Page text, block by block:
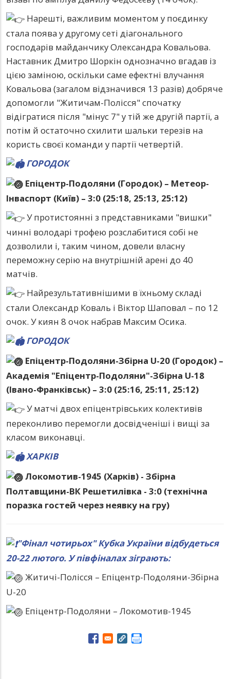
Нарешті, важливим моментом у поєдинку
стала поява у другому сеті діагонального
господарів майданчику Олександра Ковальова.
Наставник Дмитро Шоркін однозначно вгадав із
цією заміною, оскільки саме ефектні влучання
Ковальова (загалом відзначився 13 разів) добряче
допомогли "Житичам-Полісся" спочатку
відігратися після "мінус 7" у тій же другій партії, а
потім й остаточно схилити шальки терезів на
користь своєї команди у партії четвертій.
ГОРОДОК
Епіцентр-Подоляни (Городок) – Метеор-
Інваспорт (Київ) – 3:0 (25:18, 25:13, 25:12)
У протистоянні з представниками "вишки"
чинні володарі трофею розслабитися собі не
дозволили і, таким чином, довели власну
переможну серію на внутрішній арені до 40
матчів.
Найрезультативнішими в їхньому складі
стали Олександр Коваль і Віктор Шаповал – по 12
очок. У киян 8 очок набрав Максим Осика.
ГОРОДОК
Епіцентр-Подоляни-Збірна U-20 (Городок) –
Академія "Епіцентр-Подоляни"-Збірна U-18
(Івано-Франківськ) – 3:0 (25:16, 25:11, 25:12)
У матчі двох епіцентрівських колективів
переконливо перемогли досвідченіші і вищі за
класом виконавці.
ХАРКІВ
Локомотив-1945 (Харків) - Збірна
Полтавщини-ВК Решетилівка - 3:0 (технічна
поразка гостей через неявку на гру)
"Фінал чотирьох" Кубка України відбудеться
20-22 лютого. У півфіналах зіграють:
Житичі-Полісся – Епіцентр-Подоляни-Збірна
U-20
Епіцентр-Подоляни – Локомотив-1945